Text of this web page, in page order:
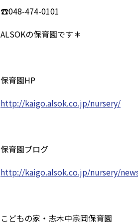
☎048-474-0101
ALSOKの保育園です＊
保育園HP
http://kaigo.alsok.co.jp/nursery/
保育園ブログ
http://kaigo.alsok.co.jp/nursery/
こどもの家・志木中宗岡保育園